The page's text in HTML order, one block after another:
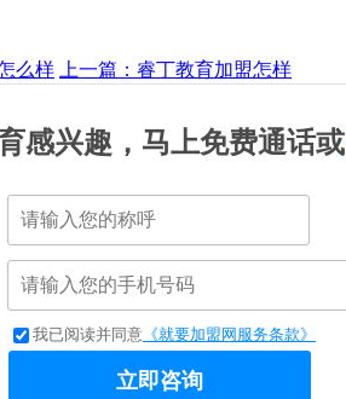
么样 上一篇：睿丁教育加盟怎样
感兴趣，马上免费通话或
我已阅读并同意 《就要加盟网服务条款》
立即咨询